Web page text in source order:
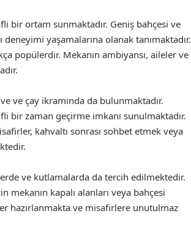
bir ortam sunmaktadır. Geniş bahçesi ve
yaşamalarına olanak tanımaktadır.
popülerdir. Mekanın ambiyansı, aileler ve
ve çay ikramında da bulunmaktadır.
bir zaman geçirme imkanı sunulmaktadır.
kahvaltı sonrası sohbet etmek veya
ve kutlamalarda da tercih edilmektedir.
kapalı alanları veya bahçesi
hazırlanmakta ve misafirlere unutulmaz